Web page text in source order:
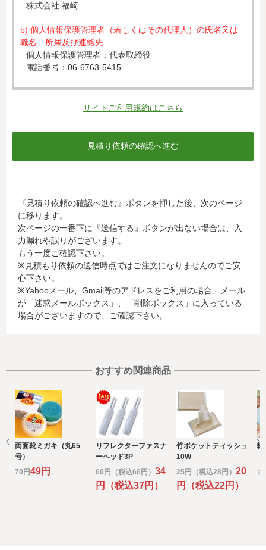
株式会社 福崎
b) 個人情報保護管理者（若しくはその代理人）の氏名又は
職名、所属及び連絡先
個人情報保護管理者：代表取締役
電話番号：06-6763-5415
c) 個人情報の利用目的
入力された個人情報は、お見積り依頼への対応のために利
d) 個人情報の第三者提供について
当社がお客様から収集した以下の個人情報等は、カード発
行会社が行う不正利用検知・防止のために、お客様が利用
されているカード発行会社へ提供させていただきます。(氏
名、電話番号、email アドレス、インターネット利用環境
に関する情報等)
お客様が利用されているカード発行会社が外国にある場
合、これらの情報は当該発行会社が所属する国に移転され
る場合があります。当社では、お客様から収集した情報か
らは、ご利用のカード発行会社及び当該会社が所在する国
を特定することができないため、以下の個人情報保護措置
・発行会社の個人情報保護の措置
なお、個人情報保護委員会のホームページ
(https://www.ppc.go.jp/)では、各国における個人情報保護
制度に関する情報について掲載されています。
お客様が未成年の場合、親権者または後見人の承諾を得た
上で、本サービスを利用するものとします。
e) 個人情報の取扱いの委託について
取得した個人情報の取扱いの全部又は、一部を委託するこ
とがあります。
その場合には、当社において最善の考慮を行います。
サイトご利用規約はこちら
『見積り依頼の確認へ進む』ボタンを押した後、次のページ
に移ります。
次ページの一番下に『送信する』ボタンが出ない場合は、入
力漏れや誤りがございます。
もう一度ご確認下さい。
※見積もり依頼の送信時点ではご注文になりませんのでご安
心下さい。
※Yahooメール、Gmail等のアドレスをご利用の場合、メール
が「迷惑メールボックス」、「削除ボックス」に入っている
場合がございますので、ご確認下さい。
おすすめ関連商品
両面靴ミガキ（丸65
号）
70円49円
リフレクターファスナ
ーヘッド3P
60円（税込66円） 34
円（税込37円）
竹ポケットティッシュ
10W
25円（税込28円） 20
円（税込22円）
オ